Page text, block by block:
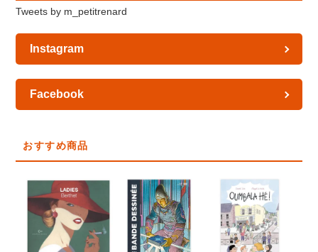
Tweets by m_petitrenard
Instagram
Facebook
おすすめ商品